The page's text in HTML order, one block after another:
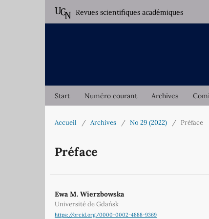
Start Numéro courant Archives
Revues scientifiques académiques
Accueil / Archives / No 29 (2022) / Préface
Préface
Ewa M. Wierzbowska
Université de Gdańsk
https://orcid.org/0000-0002-4888-9369